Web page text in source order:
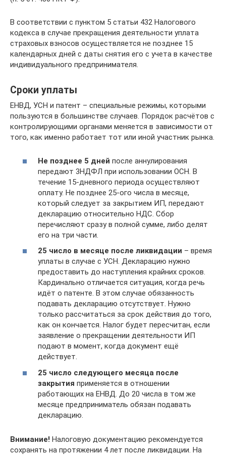
В соответствии с пунктом 5 статьи 432 Налогового
кодекса в случае прекращения деятельности уплата
страховых взносов осуществляется не позднее 15
календарных дней с даты снятия его с учета в качестве
индивидуального предпринимателя.
Сроки уплаты
ЕНВД, УСН и патент – специальные режимы, которыми
пользуются в большинстве случаев. Порядок расчётов с
контролирующими органами меняется в зависимости от
того, как именно работает тот или иной участник рынка.
Не позднее 5 дней после аннулирования
передают 3НДФЛ при использовании ОСН. В
течение 15-дневного периода осуществляют
оплату. Не позднее 25-ого числа в месяце,
который следует за закрытием ИП, передают
декларацию относительно НДС. Сбор
перечисляют сразу в полной сумме, либо делят
его на три части.
25 число в месяце после ликвидации – время
уплаты в случае с УСН. Декларацию нужно
предоставить до наступления крайних сроков.
Кардинально отличается ситуация, когда речь
идёт о патенте. В этом случае обязанность
подавать декларацию отсутствует. Нужно
только рассчитаться за срок действия до того,
как он кончается. Налог будет пересчитан, если
заявление о прекращении деятельности ИП
подают в момент, когда документ ещё
действует.
25 число следующего месяца после
закрытия применяется в отношении
работающих на ЕНВД. До 20 числа в том же
месяце предприниматель обязан подавать
декларацию.
Внимание! Налоговую документацию рекомендуется
сохранять на протяжении 4 лет после ликвидации. На